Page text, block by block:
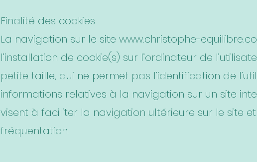
Finalité des cookies
La navigation sur le site www.christophe-
l’installation de cookie(s) sur l’ordinateur de
petite taille, qui ne permet pas l’identification de
informations relatives à la navigation sur un site
visent à faciliter la navigation ultérieure sur le site
fréquentation.